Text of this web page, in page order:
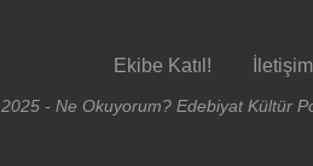
Ekibe Katıl! İletişim
2025 - Ne Okuyorum? Edebiyat Kültür